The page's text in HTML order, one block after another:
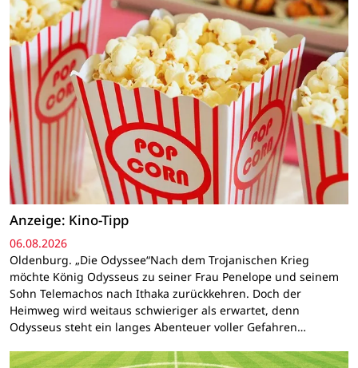
Anzeige: Kino-Tipp
06.08.2026
Oldenburg. „Die Odyssee“Nach dem Trojanischen Krieg
möchte König Odysseus zu seiner Frau Penelope und seinem
Sohn Telemachos nach Ithaka zurückkehren. Doch der
Heimweg wird weitaus schwieriger als erwartet, denn
Odysseus steht ein langes Abenteuer voller Gefahren…